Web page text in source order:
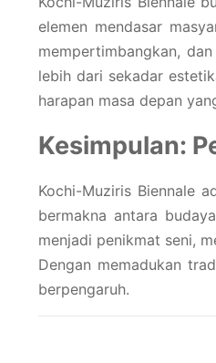
elemen mendasar
mempertimbangkan,
lebih dari sekadar
harapan masa depan
Kesimpulan:
Kochi-Muziris Biennale
bermakna antara
menjadi penikmat seni,
Dengan memadukan
berpengaruh.